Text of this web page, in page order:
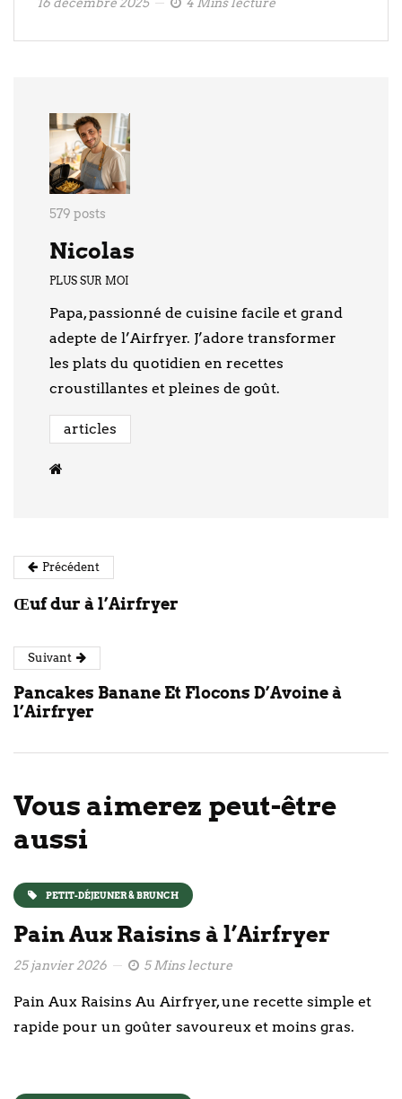
16 décembre 2025 4 Mins lecture
579 posts
Nicolas
PLUS SUR MOI
Papa, passionné de cuisine facile et grand
adepte de l’Airfryer. J’adore transformer
les plats du quotidien en recettes
croustillantes et pleines de goût.
articles
Précédent
Œuf dur à l’Airfryer
Suivant
Pancakes Banane Et Flocons D’Avoine à
l’Airfryer
Vous aimerez peut-être
aussi
PETIT-DÉJEUNER & BRUNCH
Pain Aux Raisins à l’Airfryer
25 janvier 2026 5 Mins lecture
Pain Aux Raisins Au Airfryer, une recette simple et
rapide pour un goûter savoureux et moins gras.